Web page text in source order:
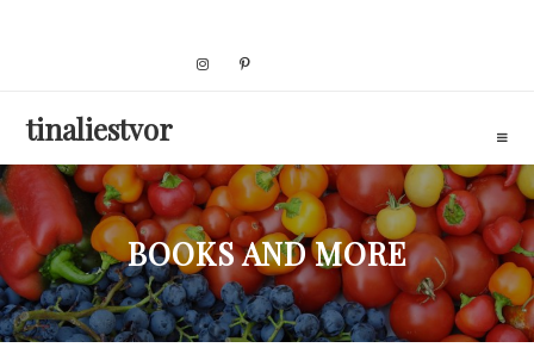
tinaliestvor
BOOKS AND MORE